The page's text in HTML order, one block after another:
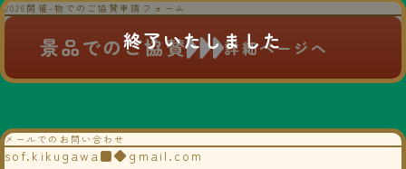
2026開催-物でのご協賛申請フォーム
景品でのご協賛 詳細ページへ
メールでのお問い合わせ
sof.kikugawa■◆gmail.com